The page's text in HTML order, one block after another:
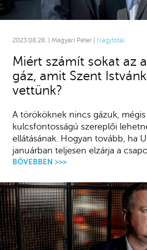
2023.08.28. | Magyari Péter | Nagytotál
Miért számít sokat az
gáz, amit Szent
vettünk?
A törököknek nincs gázuk, mégis
kulcsfontosságú szereplői
ellátásának. Hogyan tovább, ha
januárban teljesen elzárja a
BŐVEBBEN >>>